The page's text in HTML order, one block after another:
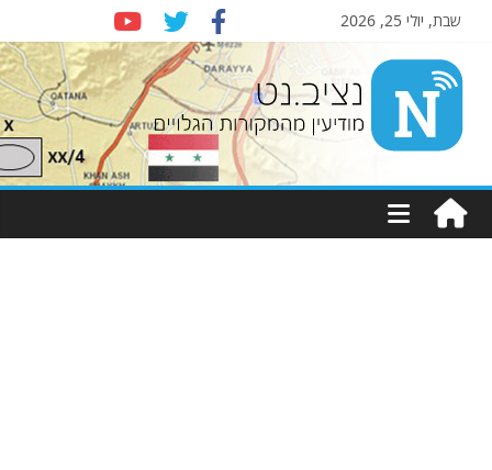
שבת, יולי 25, 2026
Nziv.net
מודיעין
מהמקורות